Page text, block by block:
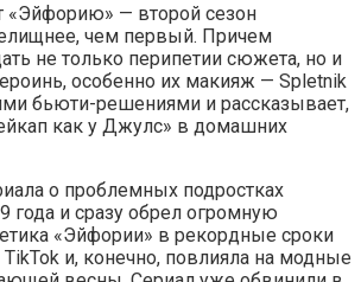
«Эйфорию» — второй сезон
чем первый. Причем
не только перипетии сюжета, но и
особенно их макияж — Spletnik
бьюти-решениями и рассказывает,
как у Джулс» в домашних
о проблемных подростках
и сразу обрел огромную
«Эйфории» в рекордные сроки
и, конечно, повлияла на модные